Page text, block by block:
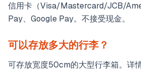
信用卡（Visa/Mastercard/JCB/
Pay、Google Pay。不接受现金。
可以存放多大的行李？
可存放宽度50cm的大型行李箱。详